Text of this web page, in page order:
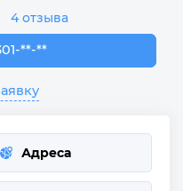
4 отзыва
78-56
**-**
Адреса